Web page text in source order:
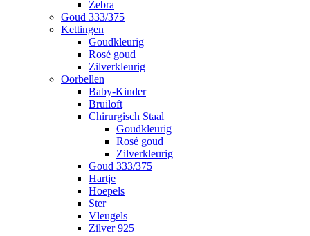
Zebra
Goud 333/375
Kettingen
Goudkleurig
Rosé goud
Zilverkleurig
Oorbellen
Baby-Kinder
Bruiloft
Chirurgisch Staal
Goudkleurig
Rosé goud
Zilverkleurig
Goud 333/375
Hartje
Hoepels
Ster
Vleugels
Zilver 925